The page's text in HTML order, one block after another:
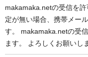
makamaka.netの受信を
定が無い場合、携帯メー
す。 makamaka.netの受
ます。 よろしくお願いし